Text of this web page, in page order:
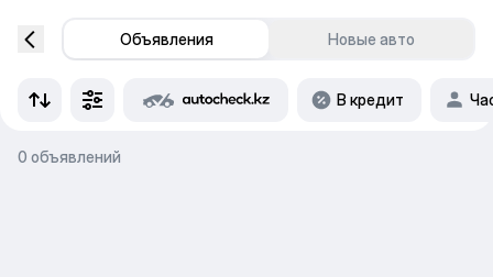
Объявления Новые авто
В кредит
0 объявлений